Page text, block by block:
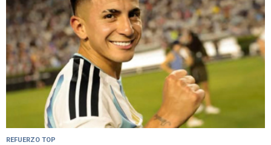
REFUERZO TOP